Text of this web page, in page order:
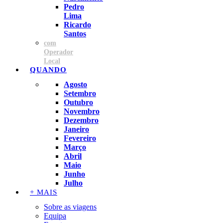
Pedro
Lima
Ricardo
Santos
com
Operador
Local
QUANDO
Agosto
Setembro
Outubro
Novembro
Dezembro
Janeiro
Fevereiro
Março
Abril
Maio
Junho
Julho
+ MAIS
Sobre as viagens
Equipa